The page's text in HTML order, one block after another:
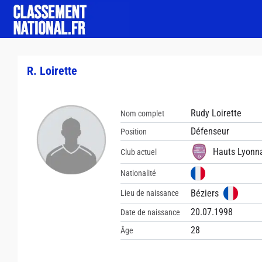
R. Loirette
Nom complet Rudy Loirette
Position Défenseur
Club actuel Hauts
Nationalité
Lieu de naissance Béziers
Date de naissance 20.07.1998
Âge 28